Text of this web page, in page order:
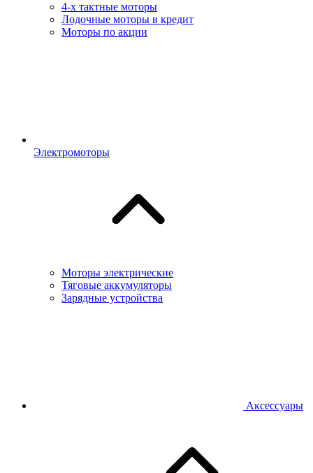
4-х тактные моторы
Лодочные моторы в кредит
Моторы по акции
Электромоторы
Моторы электрические
Тяговые аккумуляторы
Зарядные устройства
Аксессуары